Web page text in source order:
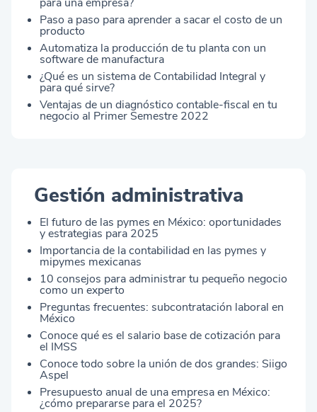
Paso a paso para aprender a sacar el costo de un
producto
Automatiza la producción de tu planta con un
software de manufactura
¿Qué es un sistema de Contabilidad Integral y
para qué sirve?
Ventajas de un diagnóstico contable-fiscal en tu
negocio al Primer Semestre 2022
Gestión administrativa
El futuro de las pymes en México: oportunidades
y estrategias para 2025
Importancia de la contabilidad en las pymes y
mipymes mexicanas
10 consejos para administrar tu pequeño negocio
como un experto
Preguntas frecuentes: subcontratación laboral en
México
Conoce qué es el salario base de cotización para
el IMSS
Conoce todo sobre la unión de dos grandes: Siigo
Aspel
Presupuesto anual de una empresa en México:
¿cómo prepararse para el 2025?